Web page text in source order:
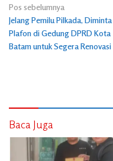
Navigasi
pos
Pos sebelumnya
Jelang Pemilu Pilkada, Diminta
Plafon di Gedung DPRD Kota
Batam untuk Segera Renovasi
Baca Juga